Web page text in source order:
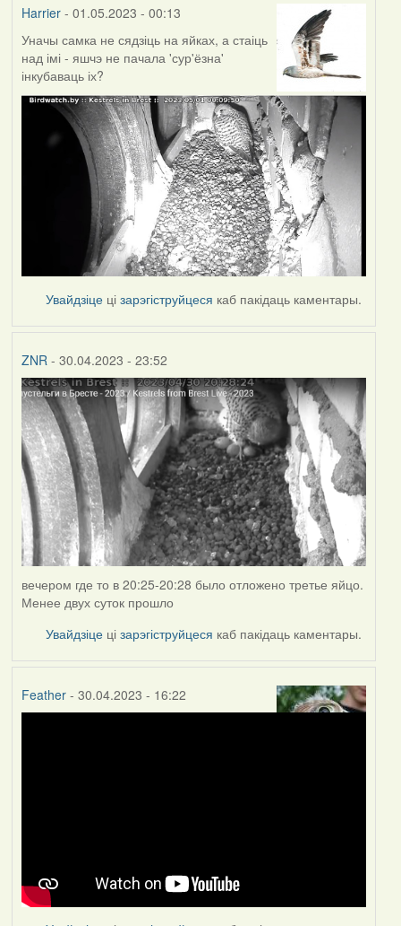
Harrier- 01.05.2023 - 00:13
Уначы самка не сядзіць на яйках, а стаіць
над імі - яшчэ не пачала 'сур'ёзна'
інкубаваць іх?
Увайдзіце цізарэгіструйцеся каб пакідаць каментары.
ZNR - 30.04.2023 - 23:52
вечером где то в 20:25-20:28 было отложено третье яйцо.
Менее двух суток прошло
Увайдзіце цізарэгіструйцеся каб пакідаць каментары.
Feather- 30.04.2023 - 16:22